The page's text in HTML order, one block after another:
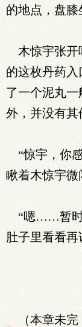
的地点，盘膝
木惊宇张开
的这枚丹药
了一个泥丸
外，并没有其
“惊宇，你
瞅着木惊宇微
“嗯……暂时
肚子里看看再
（本章未完